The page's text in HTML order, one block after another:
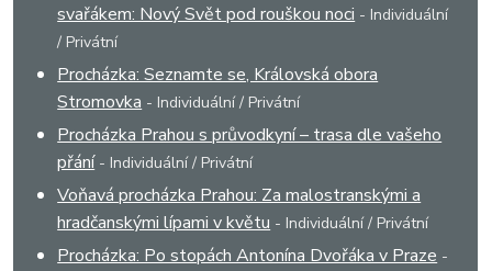
svařákem: Nový Svět pod rouškou noci - Individuální
/ Privátní
Procházka: Seznamte se, Královská obora
Stromovka - Individuální / Privátní
Procházka Prahou s průvodkyní – trasa dle vašeho
přání - Individuální / Privátní
Voňavá procházka Prahou: Za malostranskými a
hradčanskými lípami v květu - Individuální / Privátní
Procházka: Po stopách Antonína Dvořáka v Praze -